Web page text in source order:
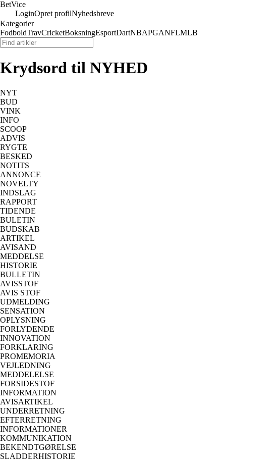
BetVice
LoginOpret profilNyhedsbreve
Kategorier
FodboldTravCricketBoksningEsportDartNBAPGANFLMLB
Krydsord til NYHED
NYT
BUD
VINK
INFO
SCOOP
ADVIS
RYGTE
BESKED
NOTITS
ANNONCE
NOVELTY
INDSLAG
RAPPORT
TIDENDE
BULETIN
BUDSKAB
ARTIKEL
AVISAND
MEDDELSE
HISTORIE
BULLETIN
AVISSTOF
AVIS STOF
UDMELDING
SENSATION
OPLYSNING
FORLYDENDE
INNOVATION
FORKLARING
PROMEMORIA
VEJLEDNING
MEDDELELSE
FORSIDESTOF
INFORMATION
AVISARTIKEL
UNDERRETNING
EFTERRETNING
INFORMATIONER
KOMMUNIKATION
BEKENDTGØRELSE
SLADDERHISTORIE